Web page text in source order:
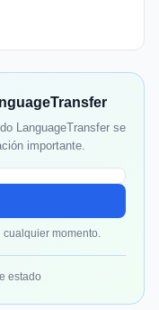
LanguageTransfer se
importante.
cualquier momento.
estado